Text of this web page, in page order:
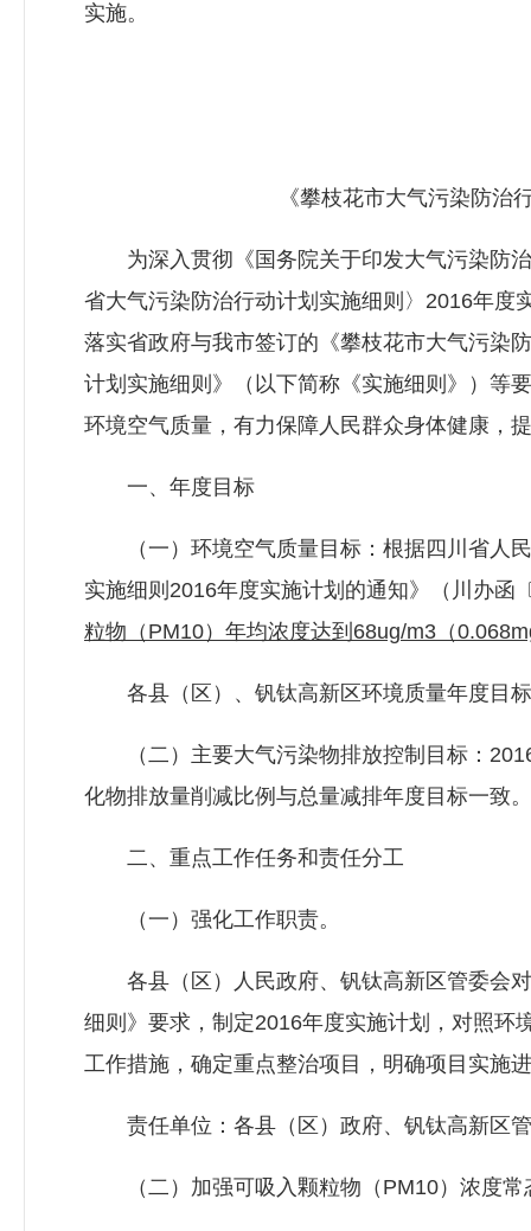
实施。
《攀枝花市大气污染防治行
为深入贯彻《国务院关于印发大气污染防治
省大气污染防治行动计划实施细则〉2016年度
落实省政府与我市签订的《攀枝花市大气污染
计划实施细则》（以下简称《实施细则》）等
环境空气质量，有力保障人民群众身体健康，
一、年度目标
（一）环境空气质量目标：根据四川省人民
实施细则2016年度实施计划的通知》（川办函
粒物（PM10）年均浓度达到68ug/m3（
各县（区）、钒钛高新区环境质量年度目标
（二）主要大气污染物排放控制目标：
化物排放量削减比例与总量减排年度目标一致。
二、重点工作任务和责任分工
（一）强化工作职责。
各县（区）人民政府、钒钛高新区管委会对
细则》要求，制定2016年度实施计划，对照环
工作措施，确定重点整治项目，明确项目实施
责任单位：各县（区）政府、钒钛高新区
（二）加强可吸入颗粒物（PM10）浓度常